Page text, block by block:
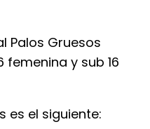
Palos Gruesos
femenina y sub 16
es el siguiente: